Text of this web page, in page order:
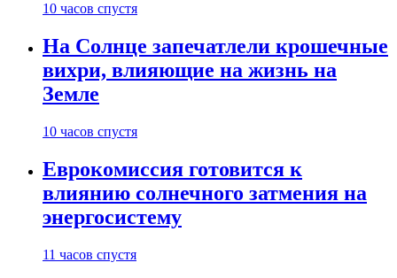
10 часов спустя
На Солнце запечатлели крошечные
вихри, влияющие на жизнь на
Земле
10 часов спустя
Еврокомиссия готовится к
влиянию солнечного затмения на
энергосистему
11 часов спустя